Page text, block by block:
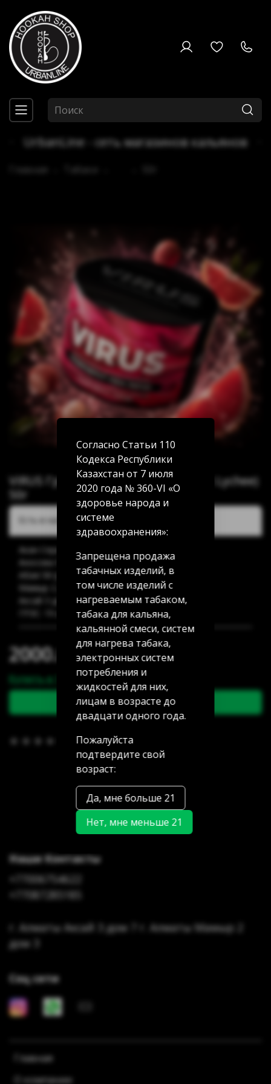
UrbanLine - сеть магазинов кальянов
VIRUS Грейпфрут Личи (Grapefruit Lychee)
50г
(0) В избранное
2000.00 тг
Купить в 1 клик
В корзину
Есть в наличии:
Акан Серы 20/5: 15 шт
Аносова 91: 25 шт
Абая 58 (уг Манаса): 14 шт
Мамыр 2 дом 3: 160 шт
Аксай 3 дом 7: нет в наличии
Главная
О компании
Наши Контакты
+77006754622
+77087285185
г. Алматы Аксай 3 дом 7 г. Алматы Мамыр 2
дом 3
Соц сети
Согласно Статьи 110
Кодекса Республики
Казахстан от 7 июля
2020 года № 360-VI «О
здоровье народа и
системе
здравоохранения»:
Запрещена продажа
табачных изделий, в
том числе изделий с
нагреваемым табаком,
табака для кальяна,
кальянной смеси, систем
для нагрева табака,
электронных систем
потребления и
жидкостей для них,
лицам в возрасте до
двадцати одного года.
Пожалуйста
подтвердите свой
возраст:
Да, мне больше 21
Нет, мне меньше 21